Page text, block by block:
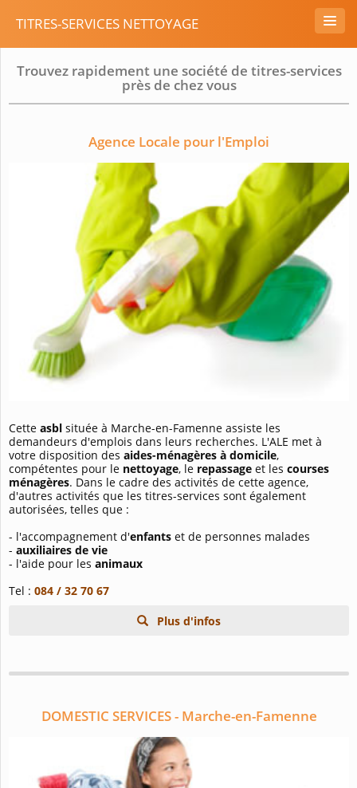
TITRES-SERVICES NETTOYAGE
Trouvez rapidement une société de titres-services
près de chez vous
Agence Locale pour l'Emploi
Cette asbl située à Marche-en-Famenne assiste les
demandeurs d'emplois dans leurs recherches. L'ALE met à
votre disposition des aides-ménagères à domicile,
compétentes pour le nettoyage, le repassage et les courses
ménagères. Dans le cadre des activités de cette agence,
d'autres activités que les titres-services sont également
autorisées, telles que :
- l'accompagnement d'enfants et de personnes malades
- auxiliaires de vie
- l'aide pour les animaux
Tel : 084 / 32 70 67
Plus d'infos
DOMESTIC SERVICES - Marche-en-Famenne